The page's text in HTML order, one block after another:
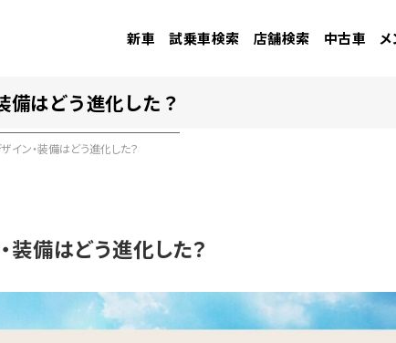
新車 試乗車検索 店舗検索 中古車
備はどう進化した？
イン・装備はどう進化した？
備はどう進化した？